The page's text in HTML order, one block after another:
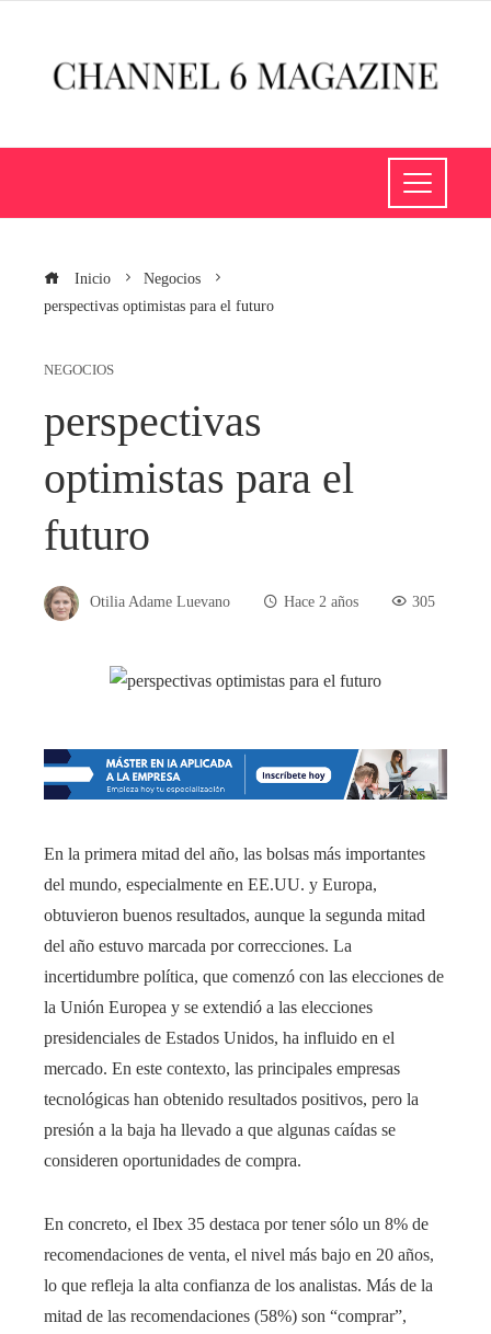
Inicio
Negocios
perspectivas optimistas para el futuro
NEGOCIOS
perspectivas
optimistas para el
futuro
Otilia Adame Luevano Hace 2 años 305
En la primera mitad del año, las bolsas más importantes
del mundo, especialmente en EE.UU. y Europa,
obtuvieron buenos resultados, aunque la segunda mitad
del año estuvo marcada por correcciones. La
incertidumbre política, que comenzó con las elecciones de
la Unión Europea y se extendió a las elecciones
presidenciales de Estados Unidos, ha influido en el
mercado. En este contexto, las principales empresas
tecnológicas han obtenido resultados positivos, pero la
presión a la baja ha llevado a que algunas caídas se
consideren oportunidades de compra.
En concreto, el Ibex 35 destaca por tener sólo un 8% de
recomendaciones de venta, el nivel más bajo en 20 años,
lo que refleja la alta confianza de los analistas. Más de la
mitad de las recomendaciones (58%) son “comprar”,